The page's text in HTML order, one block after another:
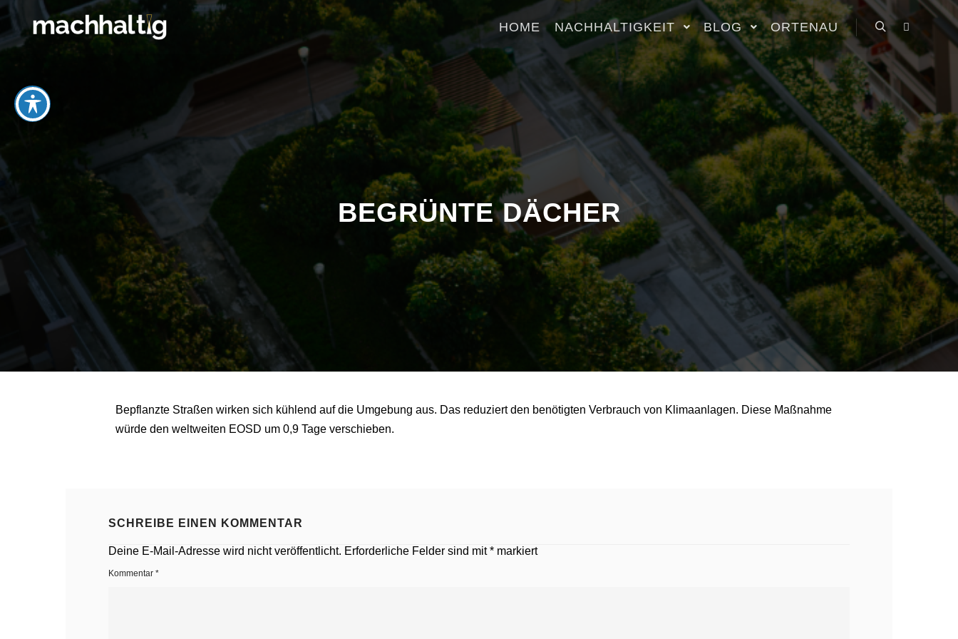
HOME NACHHALTIGKEIT BLOG ORTENAU
BEGRÜNTE DÄCHER
Bepflanzte Straßen wirken sich kühlend auf die Umgebung aus. Das reduziert den benötigten Verbrauch von Klimaanlagen. Diese Maßnahme
würde den weltweiten EOSD um 0,9 Tage verschieben.
SCHREIBE EINEN KOMMENTAR
Deine E-Mail-Adresse wird nicht veröffentlicht. Erforderliche Felder sind mit* markiert
Kommentar *